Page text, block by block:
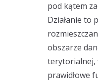
pod kątem
Działanie to
obszarze
terytorialnej,
prawidłowe